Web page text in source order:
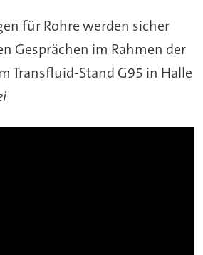
für Rohre werden sicher
Gesprächen im Rahmen der
Transfluid-Stand G95 in Halle